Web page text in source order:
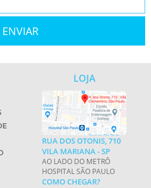
LOJA
RUA DOS OTONIS, 710
VILA MARIANA - SP
AO LADO DO METRÔ
HOSPITAL SÃO PAULO
COMO CHEGAR?